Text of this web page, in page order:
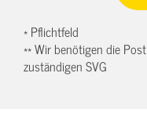
* Pflichtfeld
** Wir benötigen die
zuständigen SVG